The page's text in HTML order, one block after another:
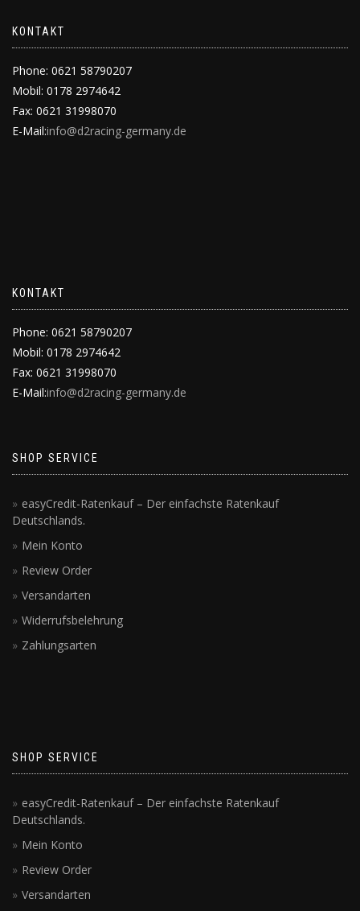
KONTAKT
Phone: 0621 58790207
Mobil: 0178 2974642
Fax: 0621 31998070
E-Mail:info@d2racing-germany.de
KONTAKT
Phone: 0621 58790207
Mobil: 0178 2974642
Fax: 0621 31998070
E-Mail:info@d2racing-germany.de
SHOP SERVICE
easyCredit-Ratenkauf – Der einfachste Ratenkauf
Deutschlands.
Mein Konto
Review Order
Versandarten
Widerrufsbelehrung
Zahlungsarten
SHOP SERVICE
easyCredit-Ratenkauf – Der einfachste Ratenkauf
Deutschlands.
Mein Konto
Review Order
Versandarten